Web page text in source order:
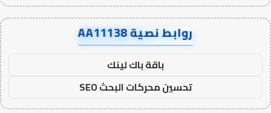
روابط نصية AA11138
باقة باك لينك
تحسين محركات البحث SEO